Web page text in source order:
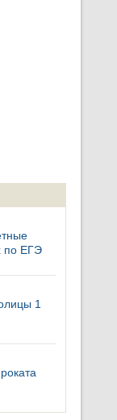
по ЕГЭ
1